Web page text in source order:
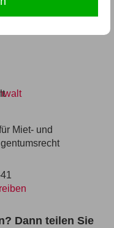
Miet- und
Dann teilen Sie